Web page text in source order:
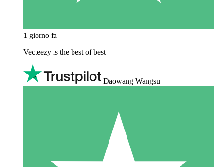
1 giorno fa
Vecteezy is the best of best
Daowang Wangsu